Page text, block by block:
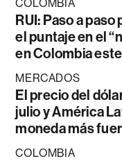
COLOMBIA
RUI: Paso a
el puntaje en el
en Colombia
MERCADOS
El precio del
julio y América
moneda más
COLOMBIA